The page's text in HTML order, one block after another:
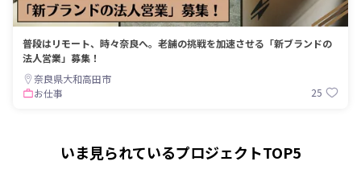
普段はリモート、時々奈良へ。老舗の挑戦を加速させる「新ブランドの
法人営業」募集！
奈良県大和高田市
お仕事
25
いま見られているプロジェクトTOP5